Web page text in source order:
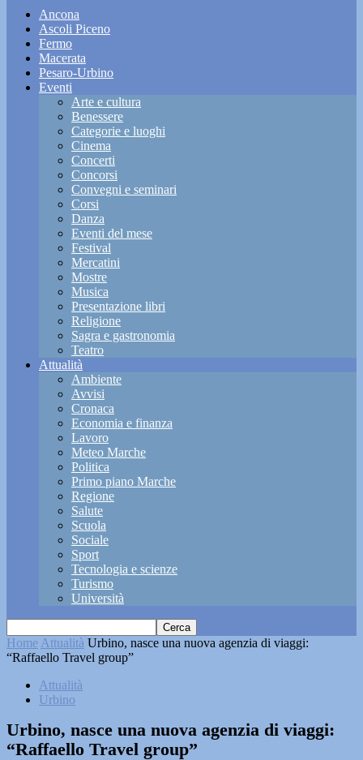
Ancona
Ascoli Piceno
Fermo
Macerata
Pesaro-Urbino
Eventi
Arte e cultura
Benessere
Categorie e luoghi
Cinema
Concerti
Concorsi
Convegni e seminari
Corsi
Danza
Eventi del mese
Festival
Mercatini
Mostre
Musica
Presentazione libri
Religione
Sagra e gastronomia
Teatro
Attualità
Ambiente
Avvisi
Cronaca
Economia e finanza
Lavoro
Meteo Marche
Politica
Primo piano Marche
Regione
Salute
Scuola
Sociale
Sport
Tecnologia e scienze
Turismo
Università
Home Attualità Urbino, nasce una nuova agenzia di viaggi:
“Raffaello Travel group”
Attualità
Urbino
Urbino, nasce una nuova agenzia di viaggi:
“Raffaello Travel group”